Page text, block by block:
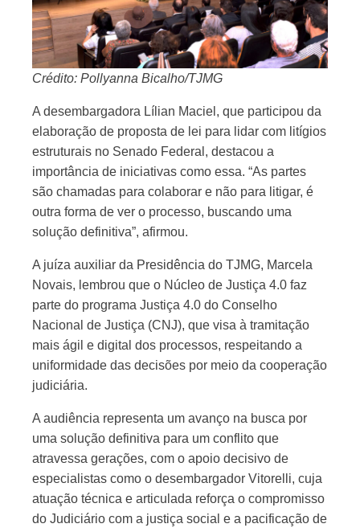
Crédito: Pollyanna Bicalho/TJMG
A desembargadora Lílian Maciel, que participou da
elaboração de proposta de lei para lidar com litígios
estruturais no Senado Federal, destacou a
importância de iniciativas como essa. “As partes
são chamadas para colaborar e não para litigar, é
outra forma de ver o processo, buscando uma
solução definitiva”, afirmou.
A juíza auxiliar da Presidência do TJMG, Marcela
Novais, lembrou que o Núcleo de Justiça 4.0 faz
parte do programa Justiça 4.0 do Conselho
Nacional de Justiça (CNJ), que visa à tramitação
mais ágil e digital dos processos, respeitando a
uniformidade das decisões por meio da cooperação
judiciária.
A audiência representa um avanço na busca por
uma solução definitiva para um conflito que
atravessa gerações, com o apoio decisivo de
especialistas como o desembargador Vitorelli, cuja
atuação técnica e articulada reforça o compromisso
do Judiciário com a justiça social e a pacificação de